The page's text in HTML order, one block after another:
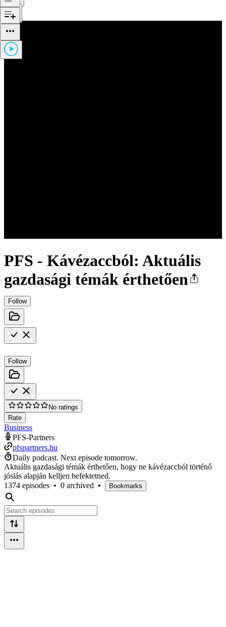
PFS - Kávézaccból: Aktuális
gazdasági témák érthetően
Follow
Follow
No ratings
Rate
Business
PFS-Partners
pfspartners.hu
Daily podcast. Next episode tomorrow.
Aktuális gazdasági témák érthetően, hogy ne kávézaccból történő
jóslás alapján kelljen befektetned.
1374 episodes • 0 archived • Bookmarks